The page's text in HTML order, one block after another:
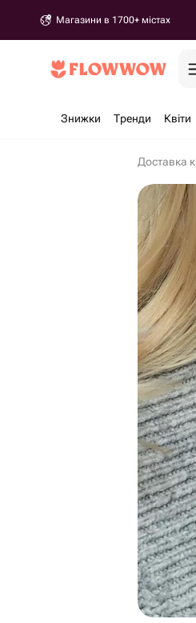
Магазини в 1700+ містах
Знижки Тренди Квіти
Доставка